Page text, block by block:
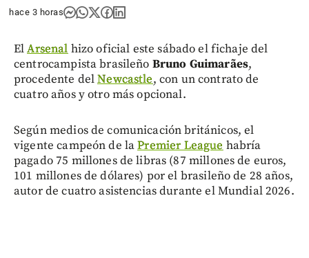
hace 3 horas
ElArsenal hizo oficial este sábado el fichaje del
centrocampista brasileño Bruno Guimarães,
procedente delNewcastle, con un contrato de
cuatro años y otro más opcional.
Según medios de comunicación británicos, el
vigente campeón de laPremier League habría
pagado 75 millones de libras (87 millones de euros,
101 millones de dólares) por el brasileño de 28 años,
autor de cuatro asistencias durante el Mundial 2026.